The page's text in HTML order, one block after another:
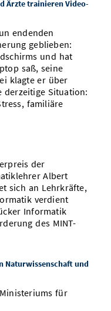
Ärzte trainieren Video-
endenden
geblieben:
und hat
saß, seine
klagte er über
derzeitige Situation:
familiäre
der
Albert
sich an Lehrkräfte,
verdient
Informatik
des MINT-
Naturwissenschaft und
für